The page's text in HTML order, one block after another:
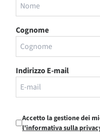
Cognome
Indirizzo E-mail
Accetto la gestione dei
l'informativa sulla